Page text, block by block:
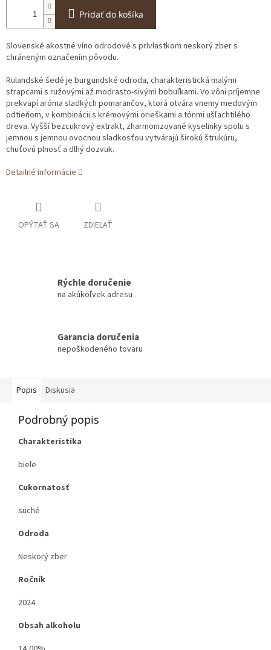
Pridať do košíka
Slovenské akostné víno odrodové s prívlastkom neskorý zbers
chráneným označením pôvodu.
Rulandské šedé je burgundské odroda, charakteristická malými
strapcami s ružovými až modrasto-sivými bobuľkami. Vo vôni príjemne
prekvapí aróma sladkých pomarančov, ktorá otvára vnemy medovým
odtieňom, v kombinácii s krémovými orieškami a tónmi ušľachtilého
dreva. Vyšší bezcukrový extrakt, zharmonizované kyselinky spolu s
jemnou s jemnou ovocnou sladkosťou vytvárajú širokú štrukúru,
chuťovú plnosť a dlhý dozvuk.
Detailné informácie
OPÝTAŤ SA ZDIEĽAŤ
Rýchle doručenie
na akúkoľvek adresu
Garancia doručenia
nepoškodeného tovaru
Popis Diskusia
Podrobný popis
Charakteristika
biele
Cukornatosť
suché
Odroda
Neskorý zber
Ročník
2024
Obsah alkoholu